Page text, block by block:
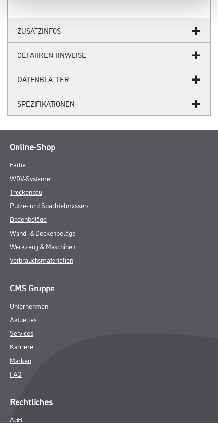
ZUSATZINFOS
GEFAHRENHINWEISE
DATENBLÄTTER
SPEZIFIKATIONEN
Online-Shop
Farbe
WDV-Systeme
Trockenbau
Putze- und Spachtelmassen
Bodenbeläge
Wand- & Deckenbeläge
Werkzeug & Maschinen
Verbrauchsmaterialien
CMS Gruppe
Unternehmen
Aktuelles
Services
Karriere
Marken
FAQ
Rechtliches
AGB